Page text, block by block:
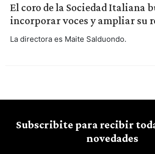
El coro de la Sociedad Italiana
incorporar voces y ampliar su
La directora es Maite Salduondo.
Subscribite para recibir
novedades